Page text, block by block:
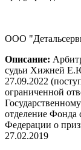
ООО
Описание:
судьи Хижней
27.09.2022
ограниченной
отделение Фонда
Федерации о
27.02.2019